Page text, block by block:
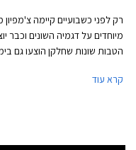
רק לפני כשבועיים קיימה
מיוחדים על דגמיה השונים וכבר
הטבות שונות שחלקן הוצעו גם
מתקיים גם מעבר לאותם ימי
קרא עוד